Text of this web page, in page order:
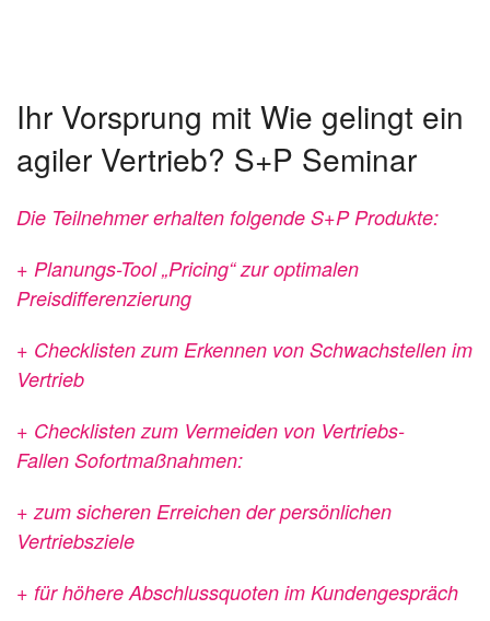
Ihr Vorsprung mit Wie gelingt ein
agiler Vertrieb? S+P Seminar
Die Teilnehmer erhalten folgende S+P Produkte:
+ Planungs-Tool „Pricing“ zur optimalen
Preisdifferenzierung
+ Checklisten zum Erkennen von Schwachstellen im
Vertrieb
+ Checklisten zum Vermeiden von Vertriebs-
Fallen Sofortmaßnahmen:
+ zum sicheren Erreichen der persönlichen
Vertriebsziele
+ für höhere Abschlussquoten im Kundengespräch